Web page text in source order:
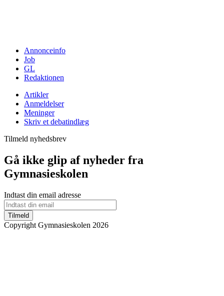
Annonceinfo
Job
GL
Redaktionen
Artikler
Anmeldelser
Meninger
Skriv et debatindlæg
Tilmeld nyhedsbrev
Gå ikke glip af nyheder fra
Gymnasieskolen
Indtast din email adresse
Tilmeld
Copyright Gymnasieskolen 2026